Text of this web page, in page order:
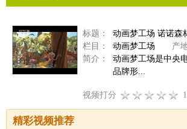
标题：
动画梦工场 诺诺森
栏目：
动画梦工场 产地
简介：
动画梦工场是中央
品牌形...
视频打分
精彩视频推荐